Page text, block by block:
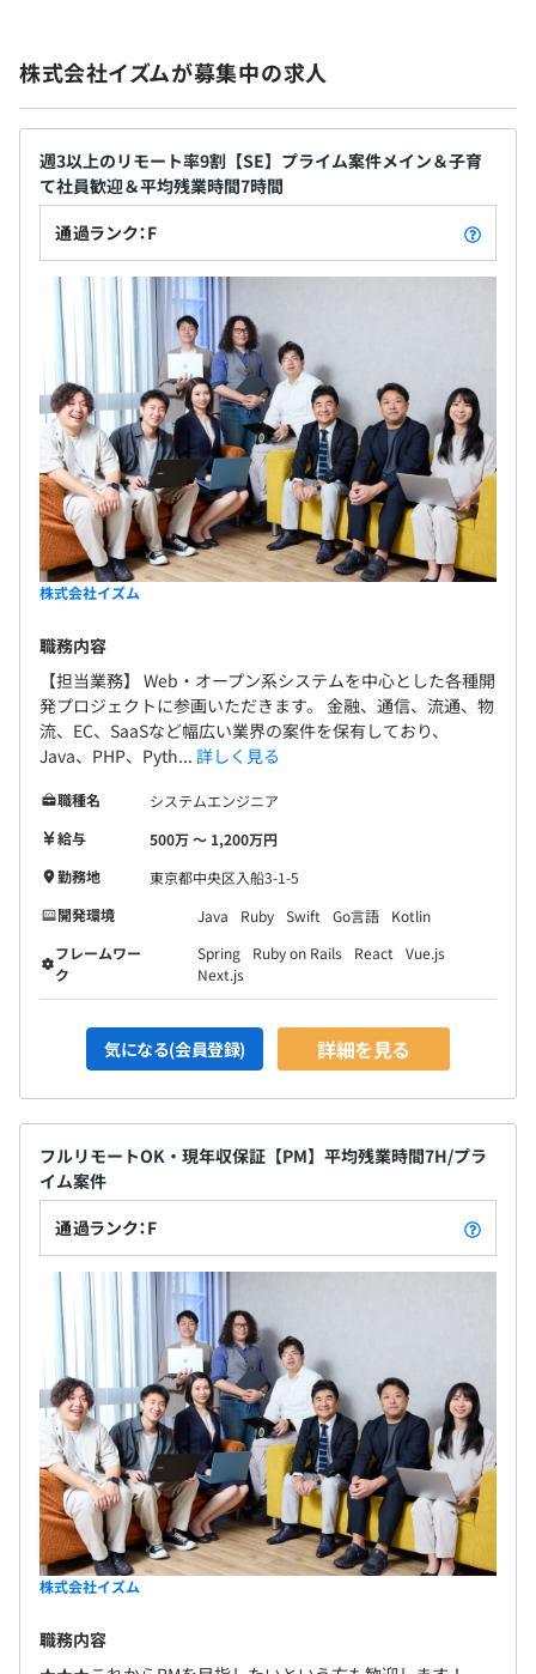
社会保険完備（健康保険・厚生年金加入・雇用保険・労災
保険）
関東ITソフトウェア健康保険組合加入
無期雇用
3カ月（待遇の変更はありません）
株式会社イズムが募集中の求人
週3以上のリモート率9割【SE】プライム案件メイン＆子育
て社員歓迎＆平均残業時間7時間
通過ランク：F
株式会社イズム
職務内容
【担当業務】 Web・オープン系システムを中心とした各種開
発プロジェクトに参画いただきます。 金融、通信、流通、物
流、EC、SaaSなど幅広い業界の案件を保有しており、
Java、PHP、Pyth... 詳しく見る
職種名
システムエンジニア
給与
500万 〜 1,200万円
勤務地
東京都中央区入船3-1-5
開発環境
Java Ruby Swift Go言語
Kotlin
フレームワー
ク
Spring Ruby on Rails React
Vue.js
Next.js
気になる(会員登録) 詳細を見る
フルリモートOK・現年収保証【PM】平均残業時間7H/プラ
イム案件
通過ランク：F
株式会社イズム
職務内容